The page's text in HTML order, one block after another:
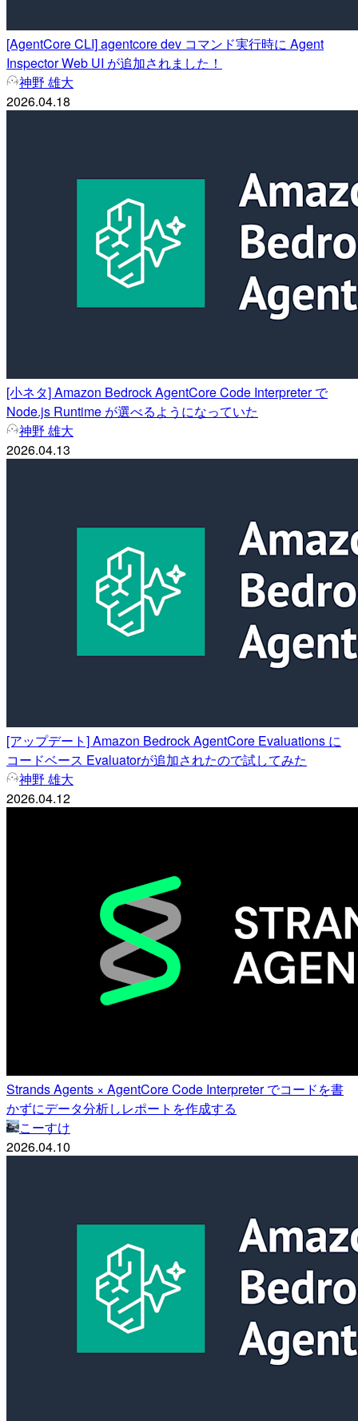
[AgentCore CLI] agentcore dev コマンド実行時に Agent
Inspector Web UI が追加されました！
神野 雄大
2026.04.18
[小ネタ] Amazon Bedrock AgentCore Code Interpreter で
Node.js Runtime が選べるようになっていた
神野 雄大
2026.04.13
[アップデート] Amazon Bedrock AgentCore Evaluations に
コードベース Evaluatorが追加されたので試してみた
神野 雄大
2026.04.12
Strands Agents × AgentCore Code Interpreter でコードを書
かずにデータ分析しレポートを作成する
こーすけ
2026.04.10